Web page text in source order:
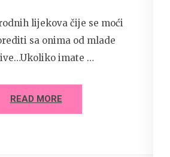
lijekova čije se moći
sa onima od mlade
imate …
READ MORE